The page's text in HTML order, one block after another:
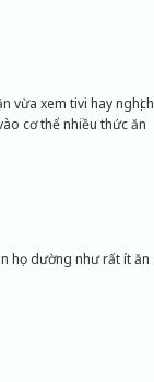
vừa xem tivi hay nghịch
cơ thể nhiều thức ăn
họ dường như rất ít ăn